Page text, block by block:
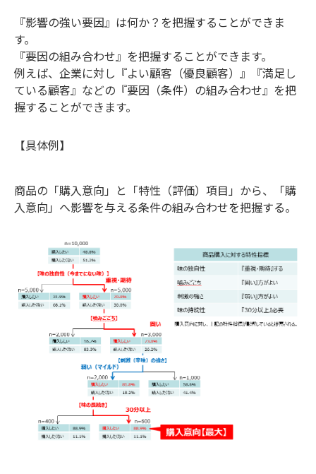
『影響の強い要因』は何か？を把握することができま
す。
『要因の組み合わせ』を把握することができます。
例えば、企業に対し『よい顧客（優良顧客）』『満足し
ている顧客』などの『要因（条件）の組み合わせ』を把
握することができます。
【具体例】
商品の「購入意向」と「特性（評価）項目」から、「購
入意向」へ影響を与える条件の組み合わせを把握する。